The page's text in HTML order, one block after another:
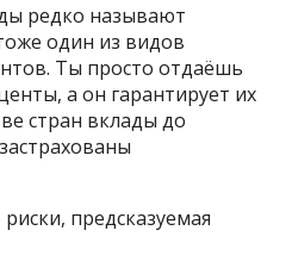
редко называют
один из видов
Ты просто отдаёшь
а он гарантирует их
стран вклады до
предсказуемая